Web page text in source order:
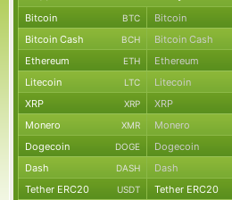
Bitcoin BTC Bitcoin
Bitcoin Cash BCH Bitcoin Cash
Ethereum ETH Ethereum
Litecoin LTC Litecoin
XRP XRP XRP
Monero XMR Monero
Dogecoin DOGE Dogecoin
Dash DASH Dash
Tether ERC20 USDT Tether ERC20